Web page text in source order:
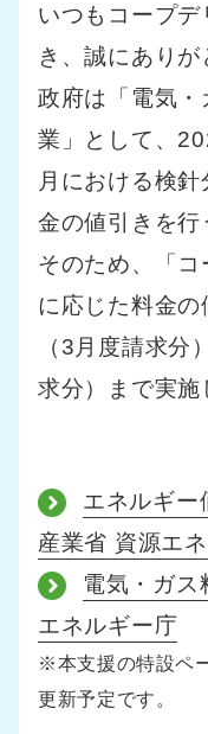
いつもコープ
き、誠にありが
政府は「電気
業」として、
月における検
金の値引きを行
そのため、「
に応じた料金
（3月度請求分
求分）まで実施
エネルギー
産業省 資源エ
電気・ガス
エネルギー庁
※本支援の特設ペ
更新予定です。